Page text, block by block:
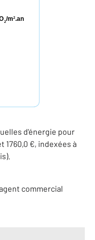
2/m2.an
d'énergie pour
1760,0 €, indexées à
commercial